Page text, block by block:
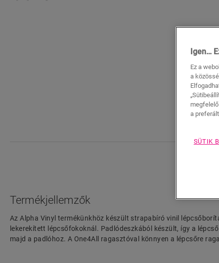
Termékjellemzők
Az Alpha Vinyl termékünkhöz készült strapabíró vinil
lekerekített lépcsőfokoknál. Padlódeszkából készült, így a
majd a padlóhoz. A One4All ragasztóval könnyen a lépcsőre
Igen…
Ez a
a
a
SÜTIK